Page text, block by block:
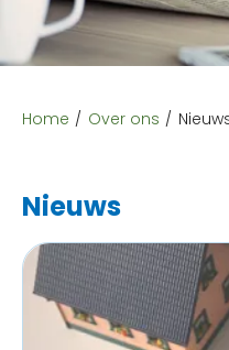
Home Over ons
Nieuws